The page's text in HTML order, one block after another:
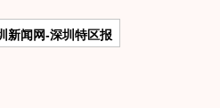
新闻网-深圳特区报